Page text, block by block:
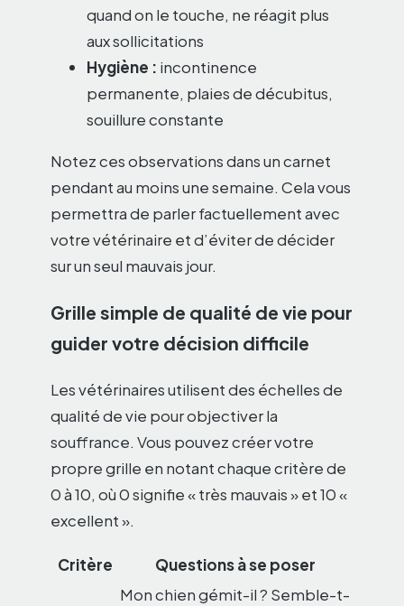
quand on le touche, ne réagit plus
aux sollicitations
Hygiène : incontinence
permanente, plaies de décubitus,
souillure constante
Notez ces observations dans un carnet
pendant au moins une semaine. Cela vous
permettra de parler factuellement avec
votre vétérinaire et d’éviter de décider
sur un seul mauvais jour.
Grille simple de qualité de vie pour
guider votre décision difficile
Les vétérinaires utilisent des échelles de
qualité de vie pour objectiver la
souffrance. Vous pouvez créer votre
propre grille en notant chaque critère de
0 à 10, où 0 signifie « très mauvais » et 10 «
excellent ».
Critère Questions à se poser
Mon chien gémit-il ? Semble-t-